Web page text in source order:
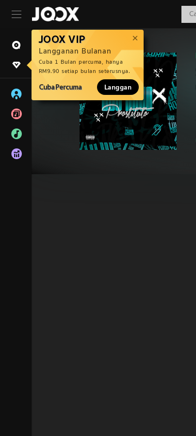
JOOX VIP
Langganan Bulanan
Cuba 1 Bulan percuma, hanya
RM9.90 setiap bulan seterusnya.
Cuba Percuma Langgan